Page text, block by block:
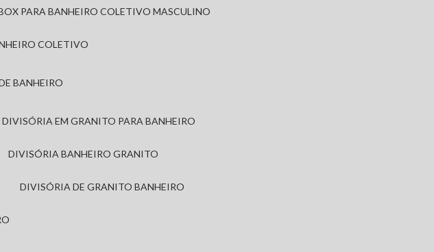
BOX PARA BANHEIRO COLETIVO MASCULINO
COLETIVO
BANHEIRO
DIVISÓRIA EM GRANITO PARA BANHEIRO
DIVISÓRIA BANHEIRO GRANITO
DIVISÓRIA DE GRANITO BANHEIRO